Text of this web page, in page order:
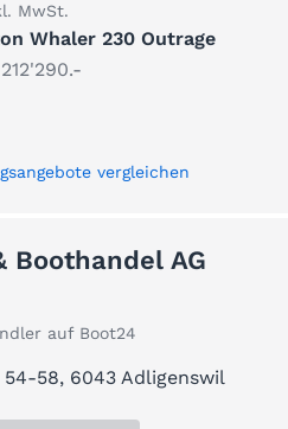
MwSt.
Whaler 230 Outrage
vergleichen
Boothandel AG
auf Boot24
58, 6043 Adligenswil